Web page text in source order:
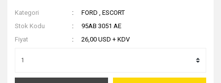
Kategori FORD ,ESCORT
Stok Kodu
95AB 3051 AE
Fiyat
26,00 USD + KDV